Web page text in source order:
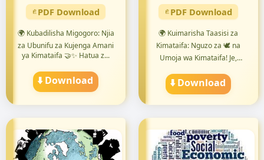
PDF Download
🌍 Kubadilisha Migogoro: Njia
za Ubunifu za Kujenga Amani
ya Kimataifa 🤝✨ Hatua z...
⬇️ Download
PDF Download
🌍 Kuimarisha Taasisi za
Kimataifa: Nguzo za 🕊️ na
Umoja wa Kimataifa! Je,
⬇️ Download